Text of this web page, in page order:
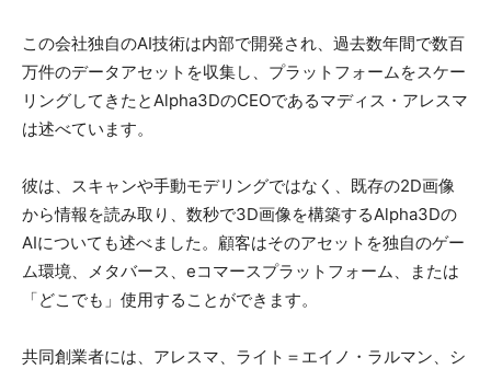
この会社独自のAI技術は内部で開発され、過去数年間で数百
万件のデータアセットを収集し、プラットフォームをスケー
リングしてきたとAlpha3DのCEOであるマディス・アレスマ
は述べています。
彼は、スキャンや手動モデリングではなく、既存の2D画像
から情報を読み取り、数秒で3D画像を構築するAlpha3Dの
AIについても述べました。顧客はそのアセットを独自のゲー
ム環境、メタバース、eコマースプラットフォーム、または
「どこでも」使用することができます。
共同創業者には、アレスマ、ライト＝エイノ・ラルマン、シ